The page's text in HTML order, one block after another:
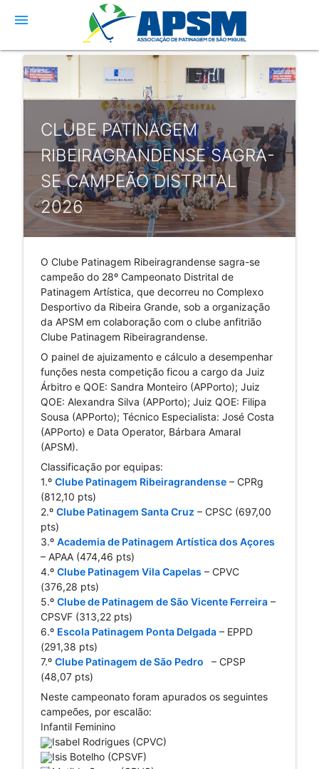
menu
CLUBE PATINAGEM
RIBEIRAGRANDENSE SAGRA-
SE CAMPEÃO DISTRITAL
2026
O Clube Patinagem Ribeiragrandense sagra-se
campeão do 28º Campeonato Distrital de
Patinagem Artística, que decorreu no Complexo
Desportivo da Ribeira Grande, sob a organização
da APSM em colaboração com o clube anfitrião
Clube Patinagem Ribeiragrandense.
O painel de ajuizamento e cálculo a desempenhar
funções nesta competição ficou a cargo da Juiz
Árbitro e QOE: Sandra Monteiro (APPorto); Juiz
QOE: Alexandra Silva (APPorto); Juiz QOE: Filipa
Sousa (APPorto); Técnico Especialista: José Costa
(APPorto) e Data Operator, Bárbara Amaral
(APSM).
Classificação por equipas:
1.º Clube Patinagem Ribeiragrandense – CPRg
(812,10 pts)
2.º Clube Patinagem Santa Cruz – CPSC (697,00
pts)
3.º Academia de Patinagem Artística dos Açores
– APAA (474,46 pts)
4.º Clube Patinagem Vila Capelas – CPVC
(376,28 pts)
5.º Clube de Patinagem de São Vicente Ferreira –
CPSVF (313,22 pts)
6.º Escola Patinagem Ponta Delgada – EPPD
(291,38 pts)
7.º Clube Patinagem de São Pedro
  – CPSP
(48,07 pts)
Neste campeonato foram apurados os seguintes
campeões, por escalão:
Infantil Feminino
Isabel Rodrigues (CPVC)
Isis Botelho (CPSVF)